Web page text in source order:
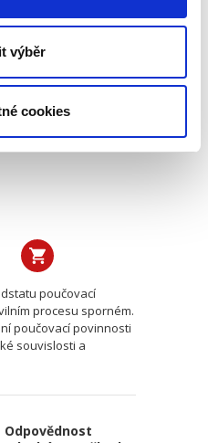
výběr
cookies
Poučovací
procesu
poučovací
procesu sporném.
poučovací povinnosti
souvislosti a
Odpovědnost